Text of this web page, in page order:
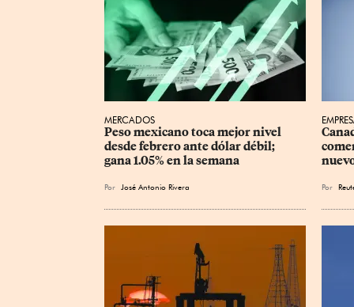
MERCADOS
Peso mexicano toca mejor nivel
desde febrero ante dólar débil;
gana 1.05% en la semana
Por José Antonio Rivera Por